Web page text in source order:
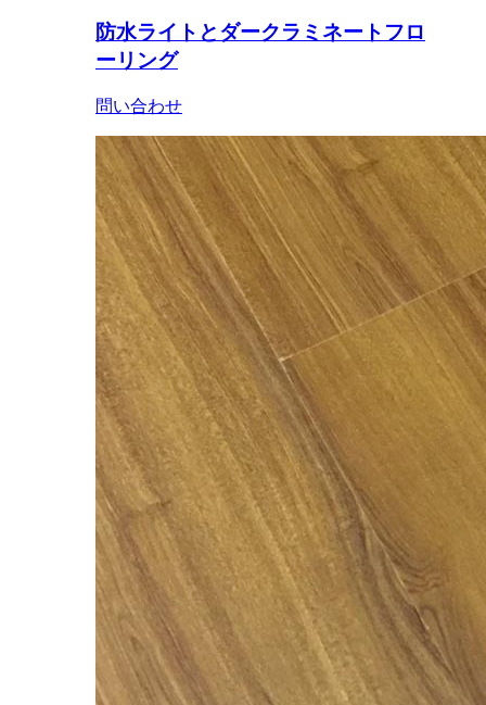
防水ライトとダークラミネートフロ
ーリング
問い合わせ